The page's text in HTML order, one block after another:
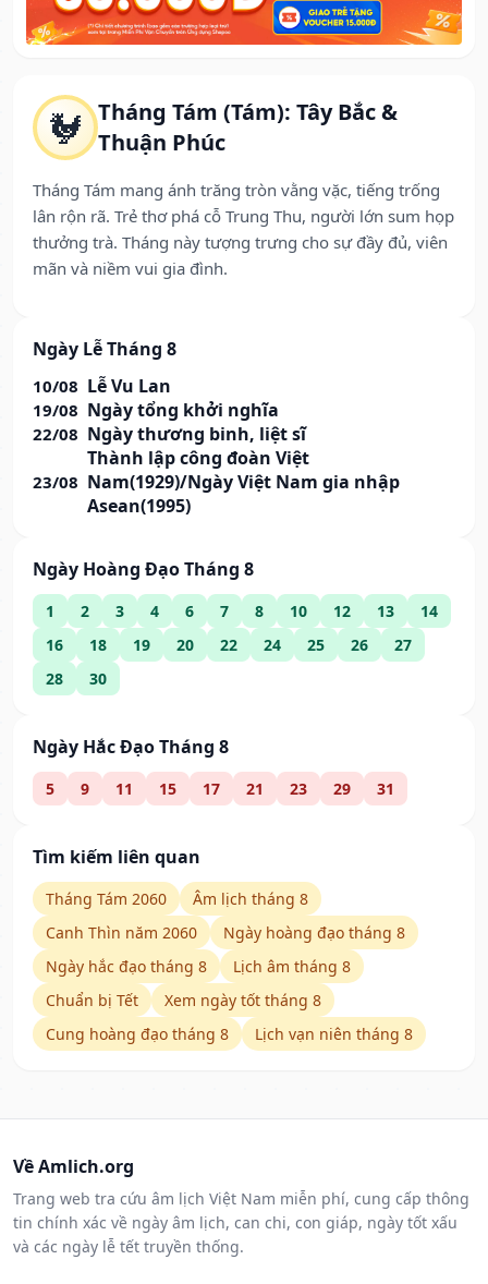
🐓 Tháng Tám (Tám): Tây Bắc &
Thuận Phúc
Tháng Tám mang ánh trăng tròn vằng vặc, tiếng trống
lân rộn rã. Trẻ thơ phá cỗ Trung Thu, người lớn sum họp
thưởng trà. Tháng này tượng trưng cho sự đầy đủ, viên
mãn và niềm vui gia đình.
Ngày Lễ Tháng 8
10/08 Lễ Vu Lan
19/08 Ngày tổng khởi nghĩa
22/08 Ngày thương binh, liệt sĩ
23/08
Thành lập công đoàn Việt
Nam(1929)/Ngày Việt Nam gia nhập
Asean(1995)
Ngày Hoàng Đạo Tháng 8
1 2 3 4 6 7 8 10 12 13
14
16
18 19 20 22 24 25 26
27
28
30
Ngày Hắc Đạo Tháng 8
5 9 11 15 17 21 23 29 31
Tìm kiếm liên quan
Tháng Tám 2060
Âm lịch tháng 8
Canh Thìn năm 2060
Ngày hoàng đạo tháng 8
Ngày hắc đạo tháng 8
Lịch âm tháng 8
Chuẩn bị Tết
Xem ngày tốt tháng 8
Cung hoàng đạo tháng 8
Lịch vạn niên tháng 8
Về Amlich.org
Trang web tra cứu âm lịch Việt Nam miễn phí, cung cấp thông
tin chính xác về ngày âm lịch, can chi, con giáp, ngày tốt xấu
và các ngày lễ tết truyền thống.